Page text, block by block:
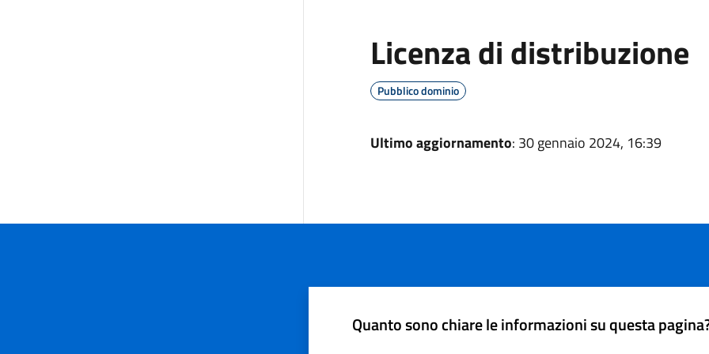
Licenza di distribuzione
Pubblico dominio
Ultimo aggiornamento: 30 gennaio 2024, 16:39
Quanto sono chiare le informazioni su questa